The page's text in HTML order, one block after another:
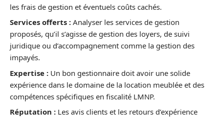
les frais de gestion et éventuels coûts cachés.
Services offerts : Analyser les services de gestion
proposés, qu’il s’agisse de gestion des loyers, de suivi
juridique ou d’accompagnement comme la gestion des
impayés.
Expertise : Un bon gestionnaire doit avoir une solide
expérience dans le domaine de la location meublée et des
compétences spécifiques en fiscalité LMNP.
Réputation : Les avis clients et les retours d’expérience